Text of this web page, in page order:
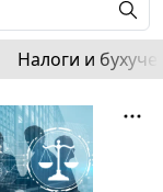
Налоги и